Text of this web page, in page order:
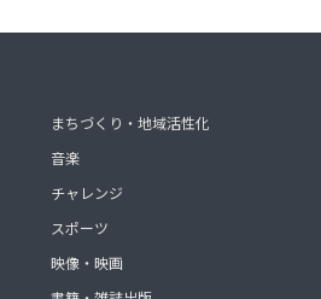
まちづくり・地域活性化
音楽
チャレンジ
スポーツ
映像・映画